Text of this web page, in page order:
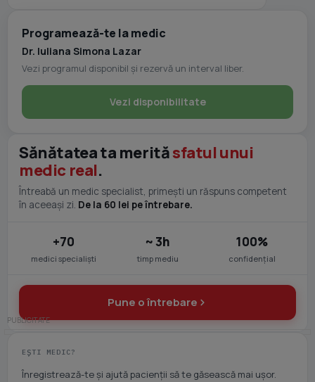
Programează-te la medic
Dr. Iuliana Simona Lazar
Vezi programul disponibil și rezervă un interval liber.
Vezi disponibilitate
Sănătatea ta merităsfatul unui
medic real.
Întreabă un medic specialist, primești un răspuns competent
în aceeași zi. De la 60 lei pe întrebare.
+70
medici specialiști
~ 3h
timp mediu
100%
confidențial
Pune o întrebare
EȘTI MEDIC?
Înregistrează-te și ajută pacienții să te găsească mai ușor.